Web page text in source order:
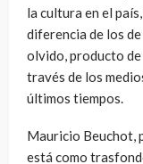
la cultura en el
diferencia de los
olvido, producto
través de los
últimos tiempos.
Mauricio Beuchot,
está como